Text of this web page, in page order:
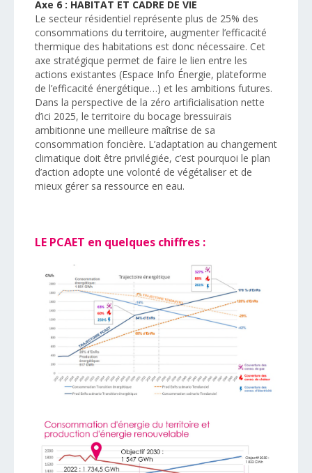
Axe 6 : HABITAT ET CADRE DE VIE
Le secteur résidentiel représente plus de 25% des
consommations du territoire, augmenter l’efficacité
thermique des habitations est donc nécessaire. Cet
axe stratégique permet de faire le lien entre les
actions existantes (Espace Info Énergie, plateforme
de l’efficacité énergétique…) et les ambitions futures.
Dans la perspective de la zéro artificialisation nette
d’ici 2025, le territoire du bocage bressuirais
ambitionne une meilleure maîtrise de sa
consommation foncière. L’adaptation au changement
climatique doit être privilégiée, c’est pourquoi le plan
d’action adopte une volonté de végétaliser et de
mieux gérer sa ressource en eau.
LE PCAET en quelques chiffres :